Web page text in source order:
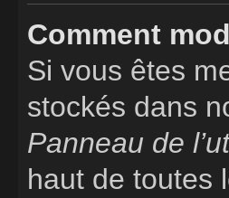
Comment
Si vous êtes
stockés dans
Panneau de
haut de toutes